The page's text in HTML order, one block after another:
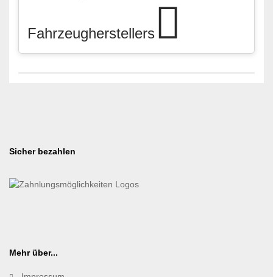
Fahrzeugherstellers
Sicher bezahlen
Mehr über...